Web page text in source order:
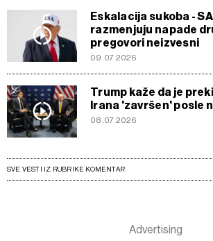
Eskalacija sukoba -
razmenjuju napade
pregovori neizvesni
09.07.2026
Trump kaže da je
Irana 'završen' posle
08.07.2026
SVE VESTI IZ RUBRIKE KOMENTAR